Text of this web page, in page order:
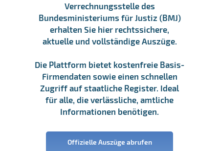
Verrechnungsstelle des
Bundesministeriums für Justiz (BMJ)
erhalten Sie hier rechtssichere,
aktuelle und vollständige Auszüge.
Die Plattform bietet kostenfreie Basis-
Firmendaten sowie einen schnellen
Zugriff auf staatliche Register. Ideal
für alle, die verlässliche, amtliche
Informationen benötigen.
Offizielle Auszüge abrufen